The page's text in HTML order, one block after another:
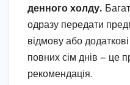
денного холду.
одразу передати
відмову або
повних сім днів — це
рекомендація.